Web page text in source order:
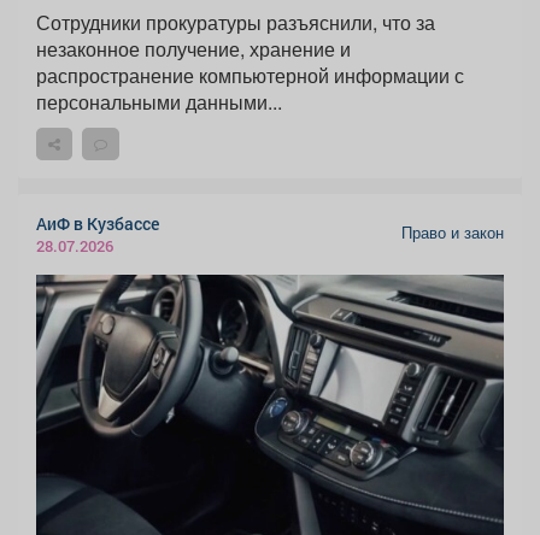
Сотрудники прокуратуры разъяснили, что за
незаконное получение, хранение и
распространение компьютерной информации с
персональными данными...
АиФ в Кузбассе
28.07.2026
Право и закон